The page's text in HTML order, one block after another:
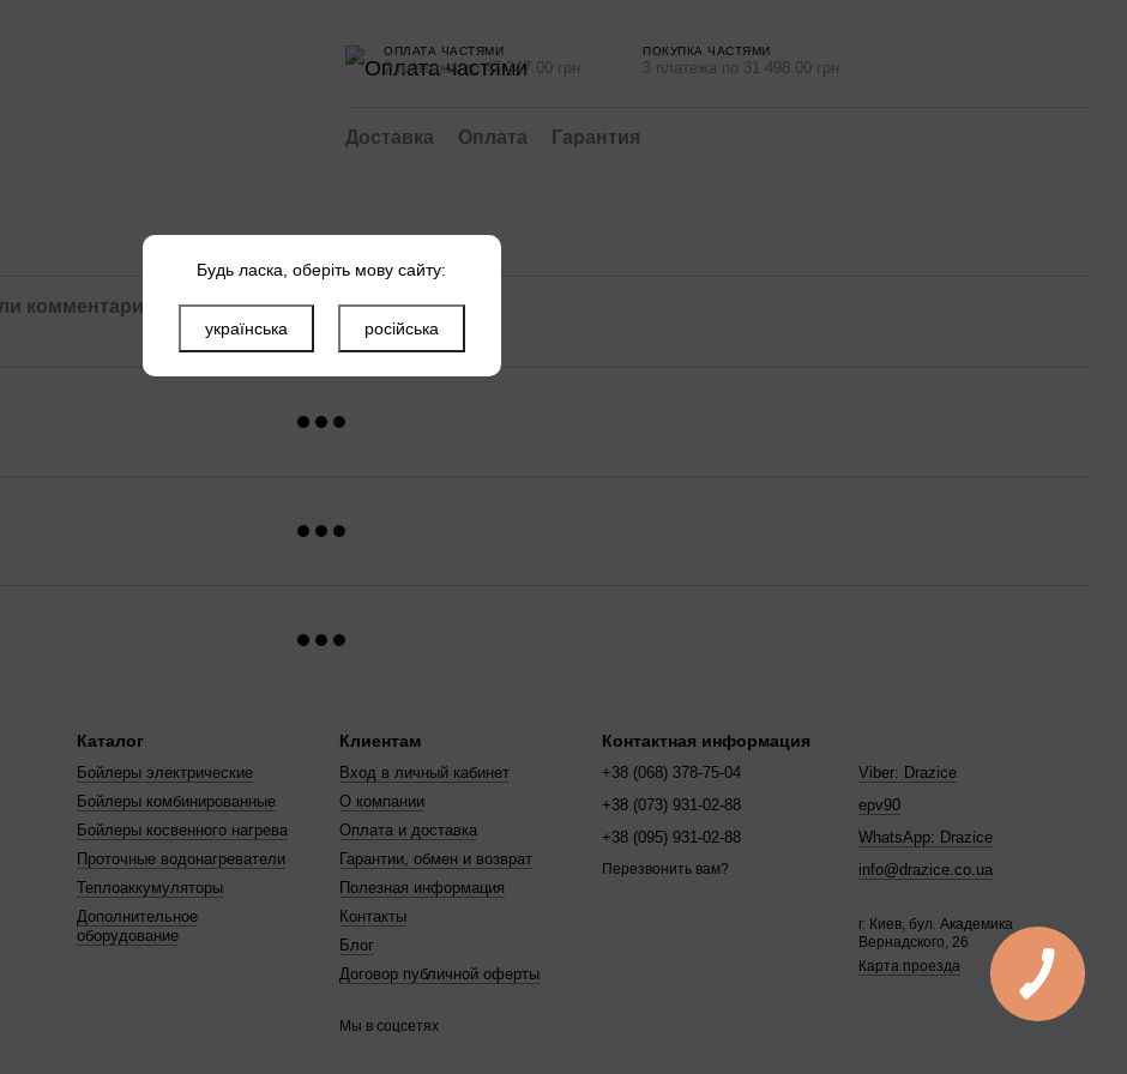
ОПЛАТА ЧАСТЯМИ
2 платежа по 47 247.00 грн
ПОКУПКА ЧАСТЯМИ
3 платежа по 31 498.00 грн
Доставка Оплата Гарантия
комментарий Файлы
Каталог
Бойлеры электрические
Бойлеры комбинированные
Бойлеры косвенного нагрева
Проточные водонагреватели
Теплоаккумуляторы
Дополнительное
оборудование
Клиентам
Вход в личный кабинет
О компании
Оплата и доставка
Гарантии, обмен и возврат
Полезная информация
Контакты
Блог
Договор публичной оферты
Мы в соцсетях
Контактная информация
+38 (068) 378-75-04
+38 (073) 931-02-88
+38 (095) 931-02-88
Перезвонить вам?
Viber: Drazice
epv90
WhatsApp: Drazice
info@drazice.co.ua
г. Киев, бул. Академика
Вернадского, 26
Карта проезда
Будь ласка, оберіть мову сайту:
українська російська